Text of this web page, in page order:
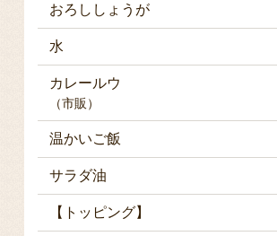
おろししょうが
水
カレールウ
（市販）
温かいご飯
サラダ油
【トッピング】